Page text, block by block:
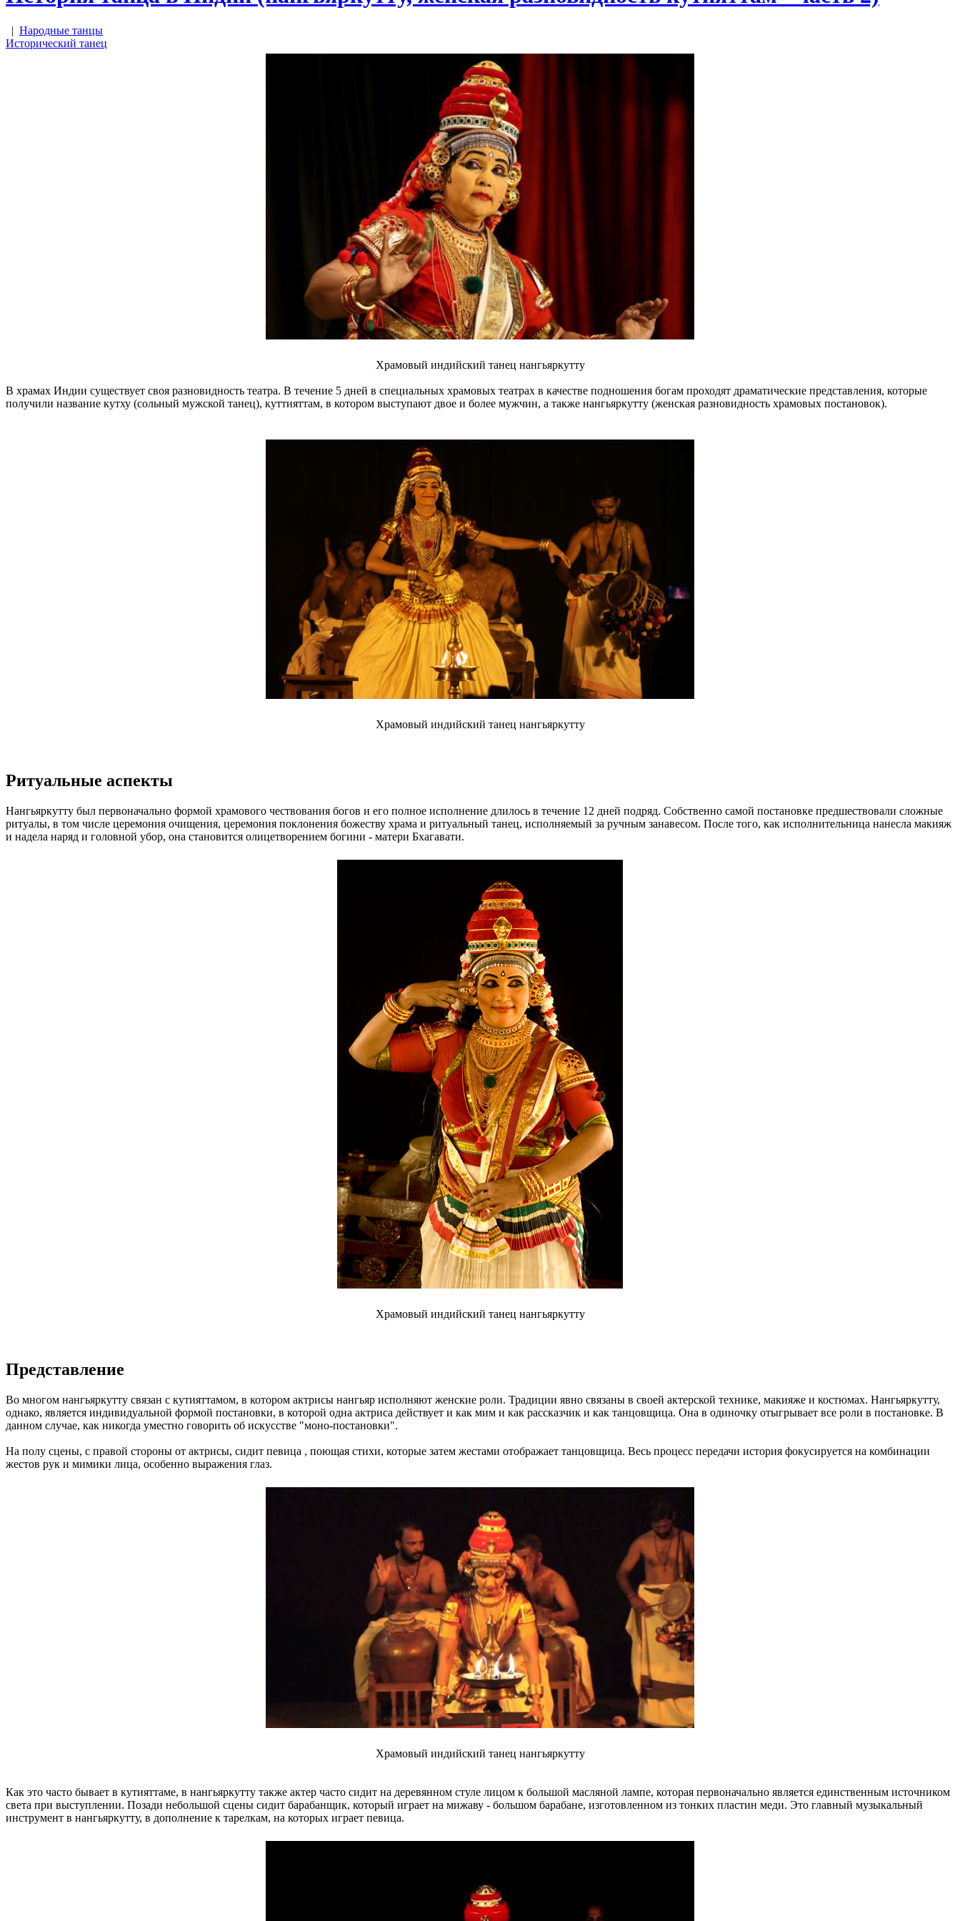
| Народные танцы
Исторический танец
Храмовый индийский танец нангьяркутту
В храмах Индии существует своя разновидность театра. В течение 5 дней в специальных храмовых театрах в качестве подношения богам проходят драматические представления, которые
получили название кутху (сольный мужской танец), куттияттам, в котором выступают двое и более мужчин, а также нангьяркутту (женская разновидность храмовых постановок).
Храмовый индийский танец нангьяркутту
Ритуальные аспекты
Нангьяркутту был первоначально формой храмового чествования богов и его полное исполнение длилось в течение 12 дней подряд. Собственно самой постановке предшествовали сложные
ритуалы, в том числе церемония очищения, церемония поклонения божеству храма и ритуальный танец, исполняемый за ручным занавесом. После того, как исполнительница нанесла макияж
и надела наряд и головной убор, она становится олицетворением богини - матери Бхагавати.
Храмовый индийский танец нангьяркутту
Представление
Во многом нангьяркутту связан с кутияттамом, в котором актрисы нангьяр исполняют женские роли. Традиции явно связаны в своей актерской технике, макияже и костюмах. Нангьяркутту,
однако, является индивидуальной формой постановки, в которой одна актриса действует и как мим и как рассказчик и как танцовщица. Она в одиночку отыгрывает все роли в постановке. В
данном случае, как никогда уместно говорить об искусстве "моно-постановки".
На полу сцены, с правой стороны от актрисы, сидит певица , поющая стихи, которые затем жестами отображает танцовщица. Весь процесс передачи история фокусируется на комбинации
жестов рук и мимики лица, особенно выражения глаз.
Храмовый индийский танец нангьяркутту
Как это часто бывает в кутияттаме, в нангьяркутту также актер часто сидит на деревянном стуле лицом к большой масляной лампе, которая первоначально является единственным источником
света при выступлении. Позади небольшой сцены сидит барабанщик, который играет на мижаву - большом барабане, изготовленном из тонких пластин меди. Это главный музыкальный
инструмент в нангьяркутту, в дополнение к тарелкам, на которых играет певица.